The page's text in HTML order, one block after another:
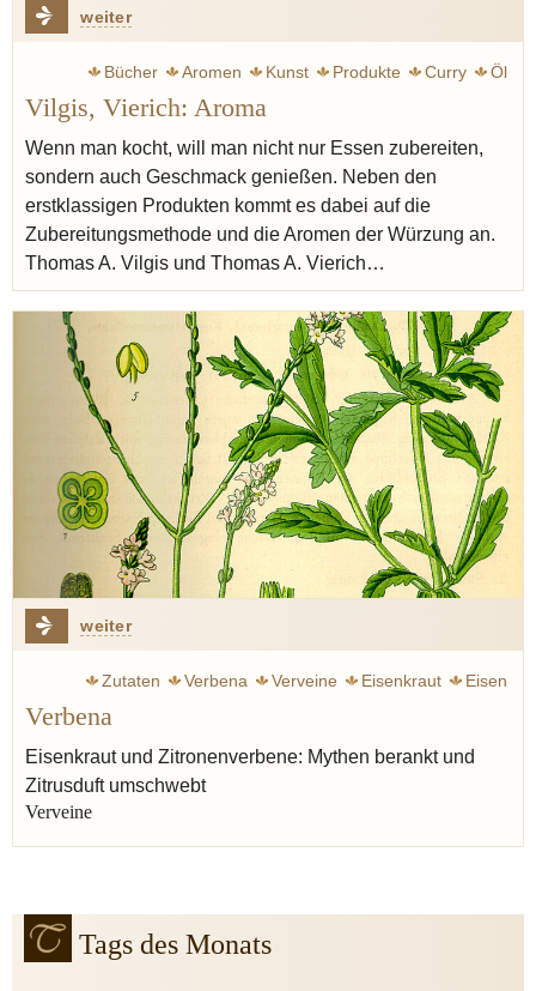
weiter
Bücher Aromen Kunst Produkte Curry
Öl
Butter
Goethe Johann Wolfgang
Oregano
Walnuss Essig Erdbeere
Kapern
Bergamotte
Vilgis, Vierich: Aroma
Wenn man kocht, will man nicht nur Essen zubereiten,
sondern auch Geschmack genießen. Neben den
erstklassigen Produkten kommt es dabei auf die
Zubereitungsmethode und die Aromen der Würzung an.
Thomas A. Vilgis und Thomas A. Vierich…
weiter
Zutaten Verbena Verveine Eisenkraut
Eisen
Zitrone
Antike
Thymian Bohnenkraut Heilmittel
Verbena
Eisenkraut und Zitronenverbene: Mythen berankt und
Zitrusduft umschwebt
Verveine
Tags des Monats